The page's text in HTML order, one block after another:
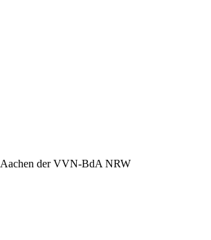
der VVN-BdA NRW